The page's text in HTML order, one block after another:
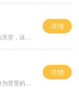
传奇世界的官方网站是游戏爱好者们的天堂，这款经典的网游自问世以来已经吸引了数百万的玩家。在这个虚拟的世界里，玩家可以尽情探索、战斗和建立自己的传奇。下面将为大家介
详情
蟠龙微变传奇世界手游，是一款以传奇为背景的多人在线角色扮演游戏。该游戏集合了传奇的经典玩法元素，并有着精美的画面和逼真的音效，为玩家们带来了一个沉浸式的游戏体验。
详情